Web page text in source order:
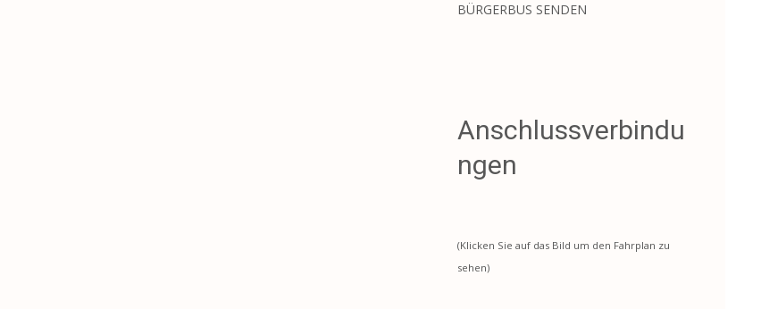
BÜRGERBUS SENDEN
Anschlussverbindu
ngen
(Klicken Sie auf das Bild um den Fahrplan zu
sehen)